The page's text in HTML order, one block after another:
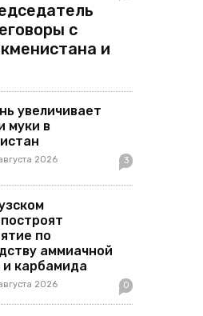
с
и
увеличивает
муки в
2026 3
по
аммиачной
и карбамида
2026 0